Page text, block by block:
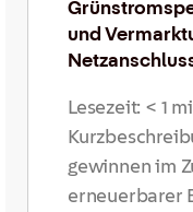
und
Lesezeit: < 1
gewinnen im
erneuerbarer